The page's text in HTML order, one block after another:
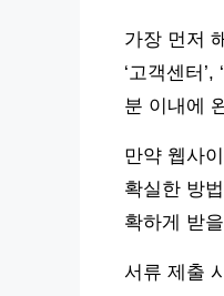
가장 먼저
‘고객센터
분 이내에
만약 웹사
확실한 방
확하게 받
서류 제출